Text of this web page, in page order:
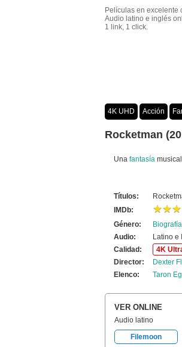
Películas en excelente
Audio latino e inglés
1 link, 1 click.
4K UHD Acción
Rocketman
Una fantasía
Títulos:
IMDb:
★★★
★★★
Género:
Biografía
Audio:
Latino e
Calidad:
4K
Director:
Dexter
Elenco:
Taron
VER ONLINE
Audio latino
Filemoon